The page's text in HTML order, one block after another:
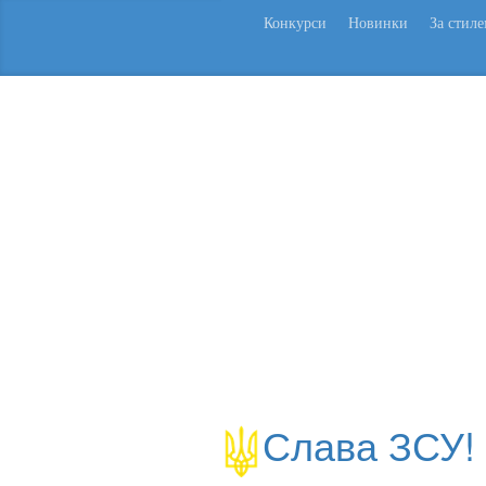
Конкурси Новинки За
Слава ЗСУ!